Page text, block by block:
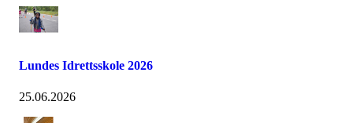
Lundes Idrettsskole 2026
25.06.2026